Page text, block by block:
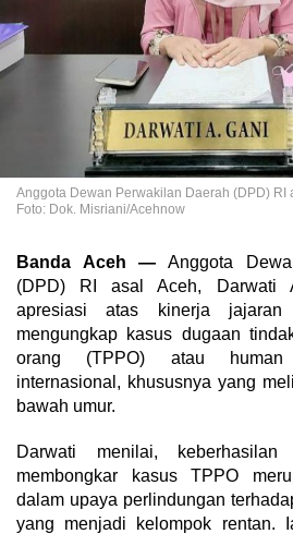
Anggota Dewan Perwakilan Daerah (DPD) RI
Foto: Dok. Misriani/Acehnow
Banda Aceh — Anggota
(DPD) RI asal Aceh, Darwati
apresiasi atas kinerja
mengungkap kasus dugaan
orang (TPPO) atau human
internasional, khususnya yang
bawah umur.
Darwati menilai,
membongkar kasus TPPO
dalam upaya perlindungan
yang menjadi kelompok rentan.